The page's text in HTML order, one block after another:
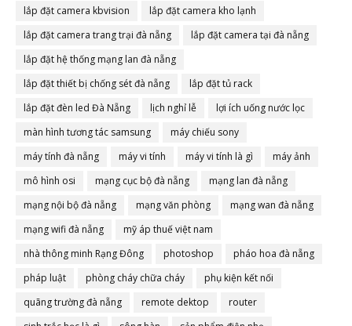
lắp đặt camera kbvision
lắp đặt camera kho lạnh
lắp đặt camera trang trại đà nẵng
lắp đặt camera tại đà nẵng
lắp đặt hệ thống mạng lan đà nẵng
lắp đặt thiết bị chống sét đà nẵng
lắp đặt tủ rack
lắp đặt đèn led Đà Nẵng
lịch nghỉ lễ
lợi ích uống nước lọc
màn hình tương tác samsung
máy chiếu sony
máy tính đà nẵng
máy vi tính máy vi tính là gì
máy ảnh
mô hình osi
mạng cục bộ đà nẵng
mạng lan đà nẵng
mạng nội bộ đà nẵng
mạng văn phòng
mạng wan đà nẵng
mạng wifi đà nẵng
mỹ áp thuế việt nam
nhà thông minh Rạng Đông
photoshop
pháo hoa đà nẵng
pháp luật
phòng cháy chữa cháy
phụ kiện kết nối
quãng trường đà nẵng
remote dektop
router